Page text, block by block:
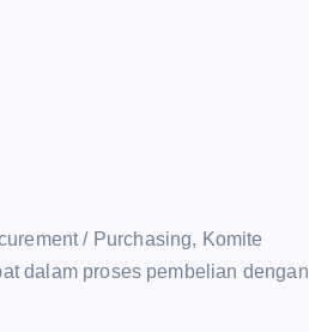
/ Purchasing, Komite
dalam proses pembelian dengan